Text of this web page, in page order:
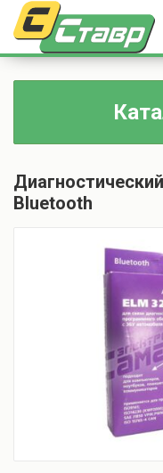
Bluetooth